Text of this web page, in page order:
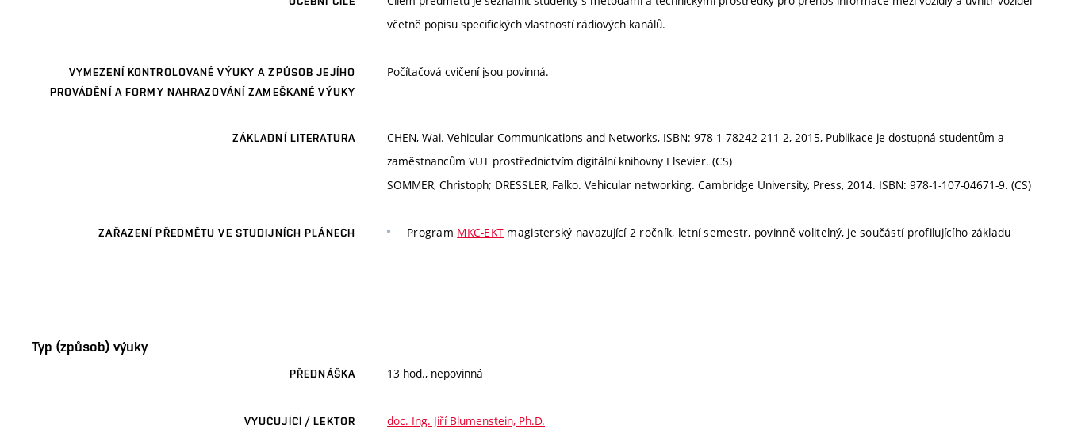
včetně popisu specifických vlastností rádiových kanálů.
VYMEZENÍ KONTROLOVANÉ VÝUKY A ZPŮSOB JEJÍHO
PROVÁDĚNÍ A FORMY NAHRAZOVÁNÍ ZAMEŠKANÉ VÝUKY
Počítačová cvičení jsou povinná.
ZÁKLADNÍ LITERATURA
CHEN, Wai. Vehicular Communications and Networks, ISBN: 978-1-78242-211-2, 2015, Publikace je dostupná studentům a
zaměstnancům VUT prostřednictvím digitální knihovny Elsevier. (CS)
SOMMER, Christoph; DRESSLER, Falko. Vehicular networking. Cambridge University, Press, 2014. ISBN: 978-1-107-04671-9. (CS)
ZAŘAZENÍ PŘEDMĚTU VE STUDIJNÍCH PLÁNECH Program MKC-EKT magisterský navazující 2 ročník, letní semestr, povinně volitelný, je součástí profilujícího základu
Typ (způsob) výuky
PŘEDNÁŠKA 13 hod., nepovinná
VYUČUJÍCÍ / LEKTOR doc. Ing. Jiří Blumenstein, Ph.D.